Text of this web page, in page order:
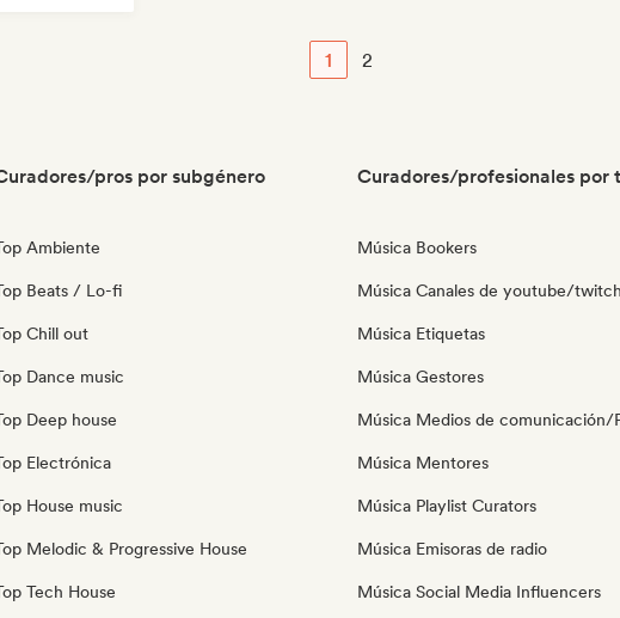
1 2
pros por subgénero
Ambiente
Beats / Lo-fi
Chill out
Dance music
Deep house
Electrónica
House music
Melodic & Progressive House
Tech House
Curadores/profesionales por
Música Bookers
Música Canales de youtube/twitch
Música Etiquetas
Música Gestores
Música Medios de comunicación/
Música Mentores
Música Playlist Curators
Música Emisoras de radio
Música Social Media Influencers